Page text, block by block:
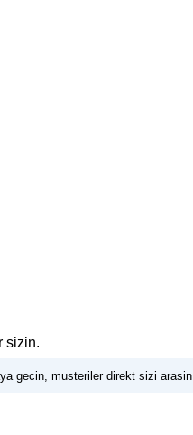
sizin.
gecin, musteriler direkt sizi arasin.